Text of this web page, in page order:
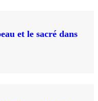
et le sacré dans